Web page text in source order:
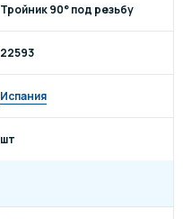
Тройник 90° под резьбу
22593
Испания
шт